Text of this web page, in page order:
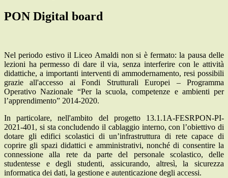
PON Digital board
Nel periodo estivo il Liceo Amaldi non si è fermato: la pausa delle
lezioni ha permesso di dare il via, senza interferire con le attività
didattiche, a importanti interventi di ammodernamento, resi possibili
grazie all'accesso ai Fondi Strutturali Europei – Programma
Operativo Nazionale “Per la scuola, competenze e ambienti per
l’apprendimento” 2014-2020.
In particolare, nell'ambito del progetto 13.1.1A-FESRPON-PI-
2021-401, si sta concludendo il cablaggio interno, con l’obiettivo di
dotare gli edifici scolastici di un’infrastruttura di rete capace di
coprire gli spazi didattici e amministrativi, nonché di consentire la
connessione alla rete da parte del personale scolastico, delle
studentesse e degli studenti, assicurando, altresì, la sicurezza
informatica dei dati, la gestione e autenticazione degli accessi.